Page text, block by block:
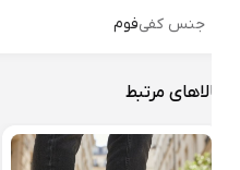
جنس کفی فوم
مرتبط